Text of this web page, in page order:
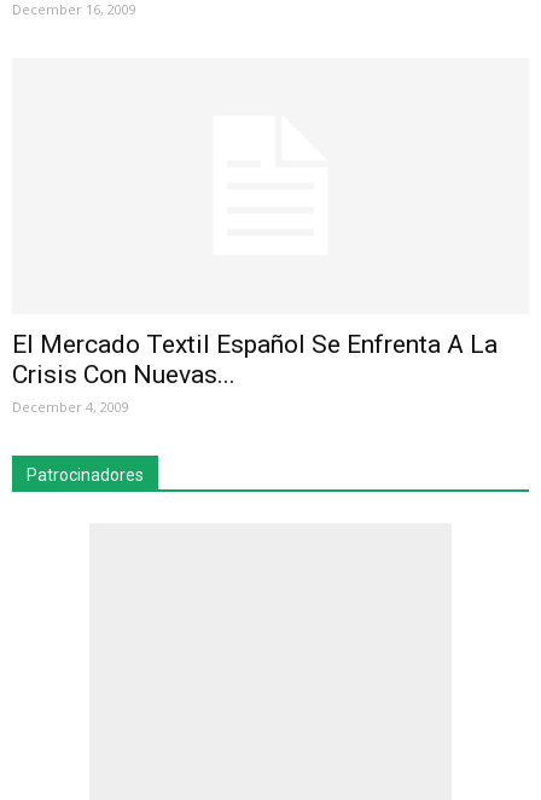
December 16, 2009
El Mercado Textil Español Se Enfrenta A La
Crisis Con Nuevas...
December 4, 2009
Patrocinadores